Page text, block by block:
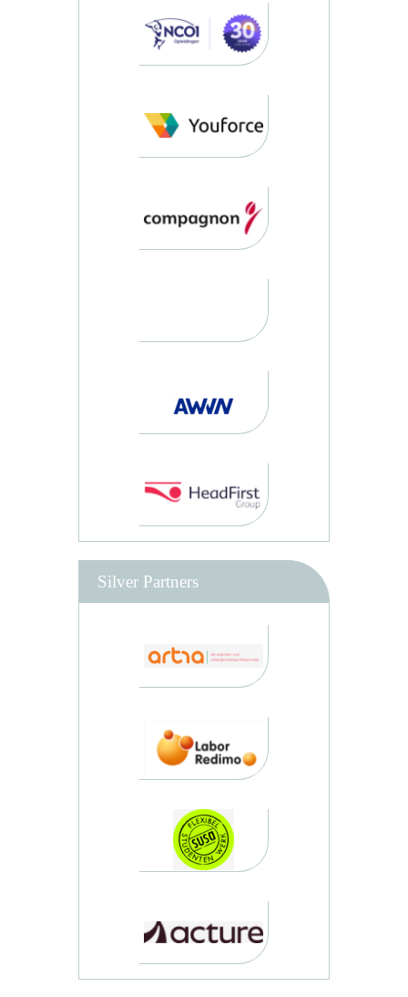
Silver Partners